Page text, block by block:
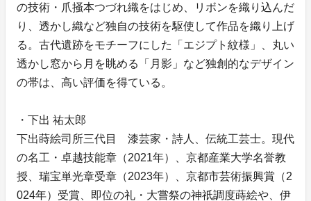
の技術・爪掻本つづれ織をはじめ、リボンを織り込んだ
り、透かし織など独自の技術を駆使して作品を織り上げ
る。古代遺跡をモチーフにした「エジプト紋様」、丸い
透かし窓から月を眺める「月影」など独創的なデザイン
の帯は、高い評価を得ている。
・下出 祐太郎
下出蒔絵司所三代目 漆芸家・詩人、伝統工芸士。現代
の名工・卓越技能章（2021年）、京都産業大学名誉教
授、瑞宝単光章受章（2023年）、京都市芸術振興賞（2
024年）受賞、即位の礼・大嘗祭の神祇調度蒔絵や、伊